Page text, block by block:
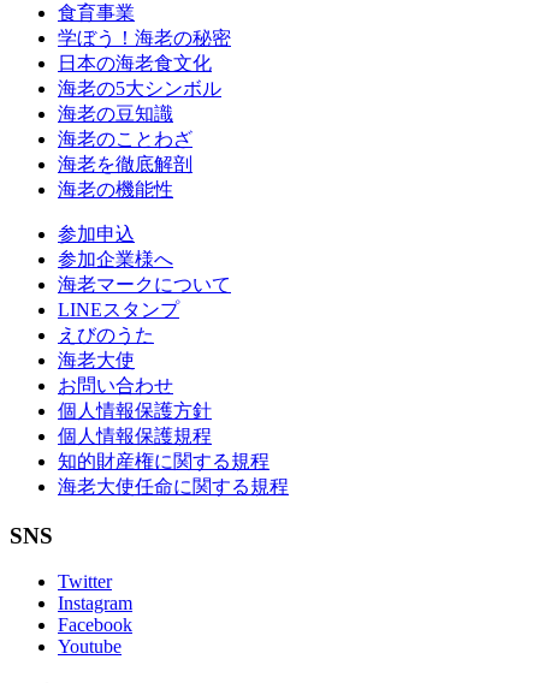
食育事業
学ぼう！海老の秘密
日本の海老食文化
海老の5大シンボル
海老の豆知識
海老のことわざ
海老を徹底解剖
海老の機能性
参加申込
参加企業様へ
海老マークについて
LINEスタンプ
えびのうた
海老大使
お問い合わせ
個人情報保護方針
個人情報保護規程
知的財産権に関する規程
海老大使任命に関する規程
SNS
Twitter
Instagram
Facebook
Youtube